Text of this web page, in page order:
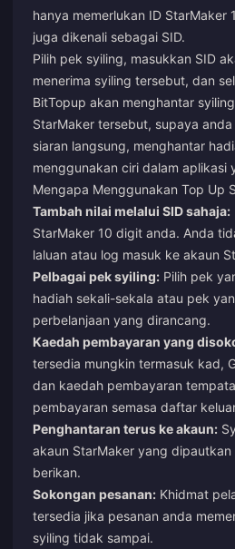
hanya memerlukan ID StarMaker
juga dikenali sebagai SID.
Pilih pek syiling, masukkan SID
menerima syiling tersebut, dan
BitTopup akan menghantar
StarMaker tersebut, supaya
siaran langsung, menghantar
menggunakan ciri dalam aplikasi
Mengapa Menggunakan Top Up
Tambah nilai melalui SID sahaja:
StarMaker 10 digit anda. Anda
laluan atau log masuk ke akaun
Pelbagai pek syiling: Pilih pek
hadiah sekali-sekala atau pek
perbelanjaan yang dirancang.
Kaedah pembayaran yang
tersedia mungkin termasuk kad,
dan kaedah pembayaran
pembayaran semasa daftar
Penghantaran terus ke akaun:
akaun StarMaker yang
berikan.
Sokongan pesanan: Khidmat
tersedia jika pesanan anda
syiling tidak sampai.